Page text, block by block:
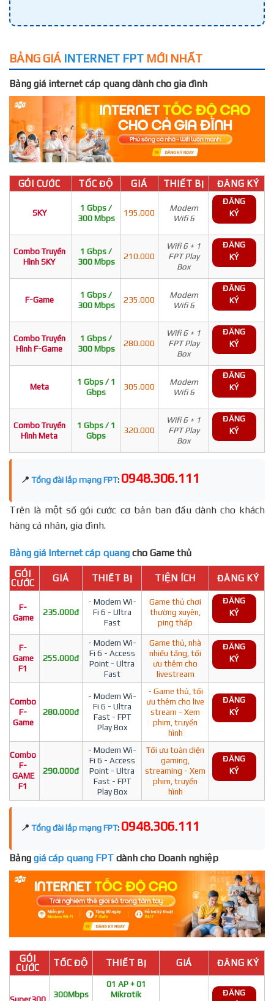
BẢNG GIÁ INTERNET FPT MỚI NHẤT
Bảng giá internet cáp quang dành cho gia đình
GÓI CƯỚC TỐC ĐỘ GIÁ THIẾT BỊ ĐĂNG KÝ
SKY
1 Gbps /
300 Mbps
195.000
Modem
Wifi 6
ĐĂNG
KÝ
Combo Truyền
Hình SKY
1 Gbps /
300 Mbps
210.000
Wifi 6 + 1
FPT Play
Box
ĐĂNG
KÝ
F-Game
1 Gbps /
300 Mbps
235.000
Modem
Wifi 6
ĐĂNG
KÝ
Combo Truyền
Hình F-Game
1 Gbps /
300 Mbps
280.000
Wifi 6 + 1
FPT Play
Box
ĐĂNG
KÝ
Meta
1 Gbps / 1
Gbps
305.000
Modem
Wifi 6
ĐĂNG
KÝ
Combo Truyền
Hình Meta
1 Gbps / 1
Gbps
320.000
Wifi 6 + 1
FPT Play
Box
ĐĂNG
KÝ
📍 Tổng đài lắp mạng FPT: 0948.306.111
Trên là một số gói cước cơ bản ban đầu dành cho khách
hàng cá nhân, gia đình.
Bảng giá Internet cáp quang cho Game thủ
GÓI
CƯỚC
GIÁ THIẾT BỊ TIỆN ÍCH ĐĂNG KÝ
F-
Game
235.000đ
- Modem Wi-
Fi 6 - Ultra
Fast
Game thủ chơi
thường xuyên,
ping thấp
ĐĂNG
KÝ
F-
Game
F1
255.000đ
- Modem Wi-
Fi 6 - Access
Point - Ultra
Fast
Game thủ, nhà
nhiều tầng, tối
ưu thêm cho
livestream
ĐĂNG
KÝ
Combo
F-
Game
280.000đ
- Modem Wi-
Fi 6 - Ultra
Fast - FPT
Play Box
- Game thủ, tối
ưu thêm cho live
stream - Xem
phim, truyền
hình
ĐĂNG
KÝ
Combo
F-
GAME
F1
290.000đ
- Modem Wi-
Fi 6 - Access
Point - Ultra
Fast - FPT
Play Box
Tối ưu toàn diện
gaming,
streaming - Xem
phim, truyền
hình
ĐĂNG
KÝ
📍 Tổng đài lắp mạng FPT: 0948.306.111
Bảng giá cáp quang FPT dành cho Doanh nghiệp
GÓI
CƯỚC
TỐC ĐỘ THIẾT BỊ GIÁ ĐĂNG KÝ
Super300
300Mbps
01 AP + 01
Mikrotik
ĐĂNG